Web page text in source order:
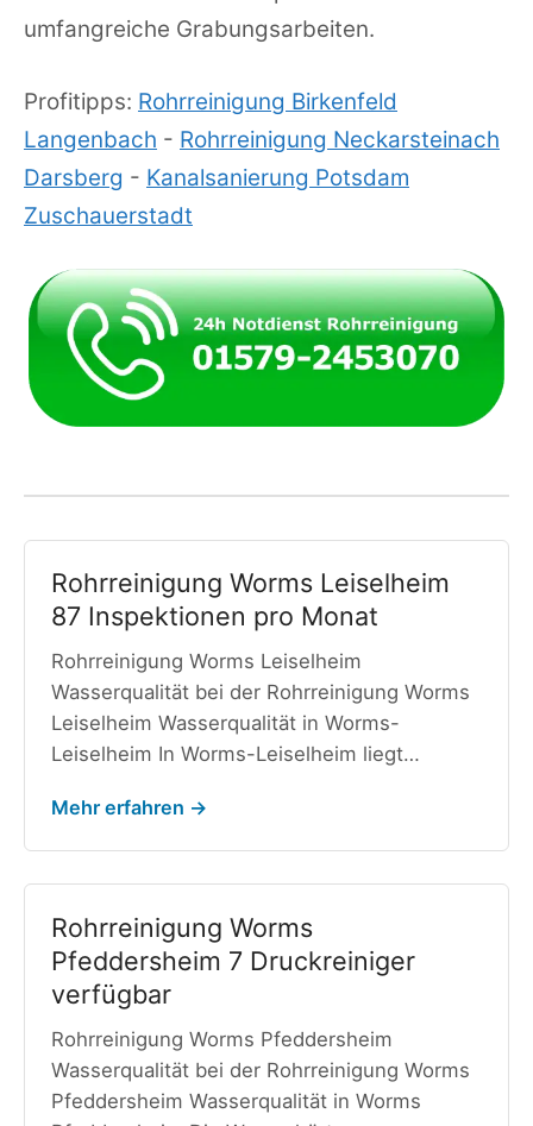
umfangreiche Grabungsarbeiten.
Profitipps: Rohrreinigung Birkenfeld
Langenbach - Rohrreinigung Neckarsteinach
Darsberg - Kanalsanierung Potsdam
Zuschauerstadt
Rohrreinigung Worms Leiselheim
87 Inspektionen pro Monat
Rohrreinigung Worms Leiselheim
Wasserqualität bei der Rohrreinigung Worms
Leiselheim Wasserqualität in Worms-
Leiselheim In Worms-Leiselheim liegt…
Mehr erfahren →
Rohrreinigung Worms
Pfeddersheim 7 Druckreiniger
verfügbar
Rohrreinigung Worms Pfeddersheim
Wasserqualität bei der Rohrreinigung Worms
Pfeddersheim Wasserqualität in Worms